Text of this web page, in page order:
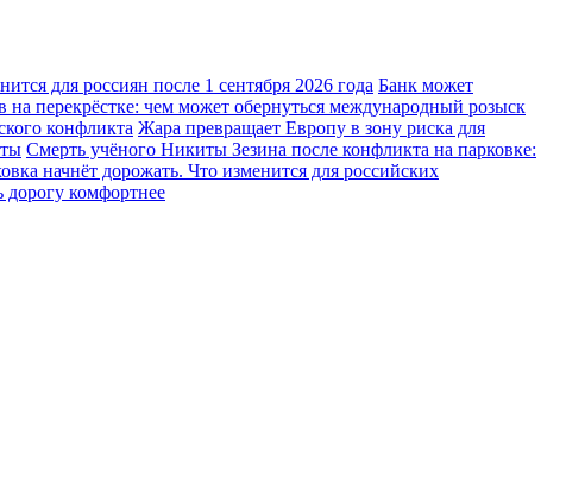
для россиян после 1 сентября 2026 года Банк может
на перекрёстке: чем может обернуться международный розыск
конфликта Жара превращает Европу в зону риска для
Смерть учёного Никиты Зезина после конфликта на парковке:
начнёт дорожать. Что изменится для российских
дорогу комфортнее